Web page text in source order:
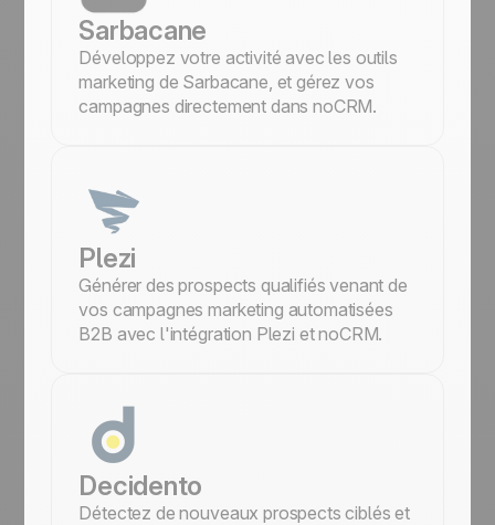
Sarbacane
Développez votre activité avec les outils
marketing de Sarbacane, et gérez vos
campagnes directement dans noCRM.
Plezi
Générer des prospects qualifiés venant de
vos campagnes marketing automatisées
B2B avec l'intégration Plezi et noCRM.
Decidento
Détectez de nouveaux prospects ciblés et